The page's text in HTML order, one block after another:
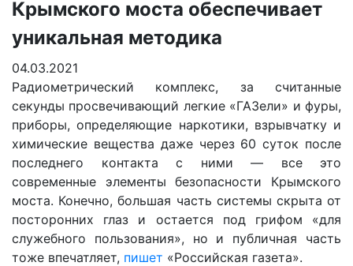
Крымского моста обеспечивает
уникальная методика
04.03.2021
Радиометрический комплекс, за считанные
секунды просвечивающий легкие «ГАЗели» и фуры,
приборы, определяющие наркотики, взрывчатку и
химические вещества даже через 60 суток после
последнего контакта с ними — все это
современные элементы безопасности Крымского
моста. Конечно, большая часть системы скрыта от
посторонних глаз и остается под грифом «для
служебного пользования», но и публичная часть
тоже впечатляет, пишет «Российская газета».